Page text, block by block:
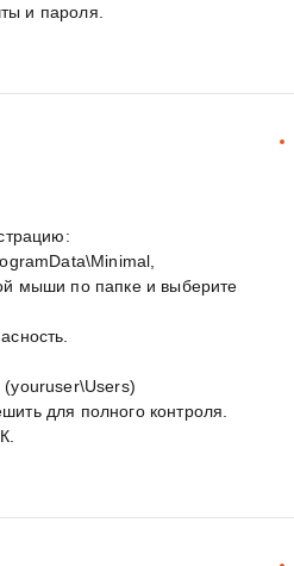
и пароля.
мыши по папке и выберите
для полного контроля.